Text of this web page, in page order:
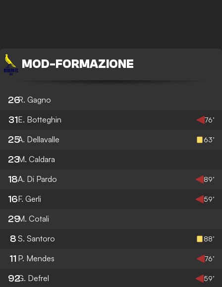
MOD- FORMAZIONE
26R. Gagno
31E. Botteghin 76’
25A. Dellavalle 63’
23M. Caldara
18A. Di Pardo 89’
16F. Gerli 59’
29M. Cotali
8 S. Santoro 88’
11 P. Mendes 76’
92G. Defrel 59’